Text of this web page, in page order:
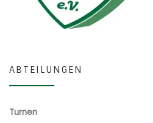
ABTEILUNGEN
Turnen